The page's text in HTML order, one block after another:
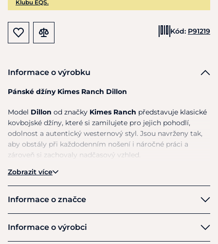
Klubu EQS.
Kód: P91219
Informace o výrobku
Pánské džíny Kimes Ranch Dillon
Model Dillon od značky Kimes Ranch představuje klasické
kovbojské džíny, které si zamilujete pro jejich pohodlí,
odolnost a autentický westernový styl. Jsou navrženy tak,
aby obstály při každodenním nošení i náročné práci a
zároveň si zachovaly nadčasový vzhled.
Džíny majístředně vysoký pas
stehenaširoké nohavice typu boot cut, které se
perfektně hodí přes westernové boty. Jemné modré
podtrhuje jejich praktickou stránku.
Zobrazit více
Informace o značce
Informace o výrobci